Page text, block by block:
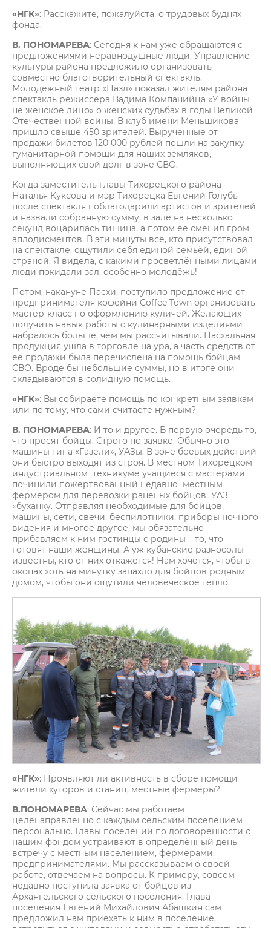
«НГК»: Расскажите, пожалуйста, о трудовых буднях
фонда.
В. ПОНОМАРЕВА: Сегодня к нам уже обращаются с
предложениями неравнодушные люди. Управление
культуры района предложило организовать
совместно благотворительный спектакль.
Молодежный театр «Пазл» показал жителям района
спектакль режиссёра Вадима Компанийца «У войны
не женское лицо» о женских судьбах в годы Великой
Отечественной войны. В клуб имени Меньшикова
пришло свыше 450 зрителей. Вырученные от
продажи билетов 120 000 рублей пошли на закупку
гуманитарной помощи для наших земляков,
выполняющих свой долг в зоне СВО.
Когда заместитель главы Тихорецкого района
Наталья Куксова и мэр Тихорецка Евгений Голубь
после спектакля поблагодарили артистов и зрителей
и назвали собранную сумму, в зале на несколько
секунд воцарилась тишина, а потом её сменил гром
аплодисментов. В эти минуты все, кто присутствовал
на спектакле, ощутили себя единой семьёй, единой
страной. Я видела, с какими просветлёнными лицами
люди покидали зал, особенно молодёжь!
Потом, накануне Пасхи, поступило предложение от
предпринимателя кофейни Coffee Town организовать
мастер-класс по оформлению куличей. Желающих
получить навык работы с кулинарными изделиями
набралось больше, чем мы рассчитывали. Пасхальная
продукция ушла в торговле на ура, а часть средств от
её продажи была перечислена на помощь бойцам
СВО. Вроде бы небольшие суммы, но в итоге они
складываются в солидную помощь.
«НГК»: Вы собираете помощь по конкретным заявкам
или по тому, что сами считаете нужным?
В. ПОНОМАРЕВА: И то и другое. В первую очередь то,
что просят бойцы. Строго по заявке. Обычно это
машины типа «Газели», УАЗы. В зоне боевых действий
они быстро выходят из строя. В местном Тихорецком
индустриальном техникуме учащиеся с мастерами
починили пожертвованный недавно местным
фермером для перевозки раненых бойцов УАЗ
«буханку. Отправляя необходимые для бойцов,
машины, сети, свечи, беспилотники, приборы ночного
видения и многое другое, мы обязательно
прибавляем к ним гостинцы с родины – то, что
готовят наши женщины. А уж кубанские разносолы
известны, кто от них откажется! Нам хочется, чтобы в
окопах хоть на минутку запахло для бойцов родным
домом, чтобы они ощутили человеческое тепло.
«НГК»: Проявляют ли активность в сборе помощи
жители хуторов и станиц, местные фермеры?
В.ПОНОМАРЕВА: Сейчас мы работаем
целенаправленно с каждым сельским поселением
персонально. Главы поселений по договорённости с
нашим фондом устраивают в определённый день
встречу с местным населением, фермерами,
предпринимателями. Мы рассказываем о своей
работе, отвечаем на вопросы. К примеру, совсем
недавно поступила заявка от бойцов из
Архангельского сельского поселения. Глава
поселения Евгений Михайлович Абашкин сам
предложил нам приехать к ним в поселение,